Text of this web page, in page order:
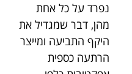
נפרד על כל אחת
מהן, דבר שמגדיל את
היקף התביעה ומייצר
הרתעה כספית